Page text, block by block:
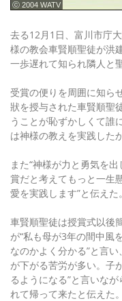
ⓒ 2004 WATV
去る12月1日、富川市庁
様の教会車賢順聖徒が洪
一歩遅れて知られ隣人と
受賞の便りを周囲に知ら
狀を授与された車賢順聖
うことが恥ずかしくて誰
は神様の教えを実践した
また“神様が力と勇気を
賞だと考えてもっと一生
愛を実践します”と伝えた。
車賢順聖徒は授賞式以後
が“私も母が3年の間中風
なのかよく分かる”と言
が下がる苦労が多い。子
るようになる”と言いな
れて帰って来たと伝えた